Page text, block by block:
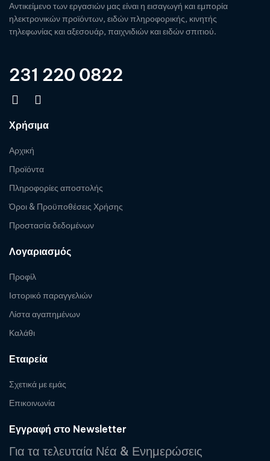
Αντικείμενο των εργασιών μας είναι η εισαγωγή και εμπορία
ηλεκτρονικών προϊόντων, ειδών πληροφορικής, κινητής
τηλεφωνίας και αξεσουάρ, παιχνιδιών και ειδών σπιτιού.
231 220 0822
Χρήσιμα
Αρχική
Προϊόντα
Πληροφορίες αποστολής
Όροι & Προϋποθέσεις Χρήσης
Προστασία δεδομένων
Λογαριασμός
Προφίλ
Ιστορικό παραγγελιών
Λίστα αγαπημένων
Καλάθι
Εταιρεία
Σχετικά με εμάς
Επικοινωνία
Εγγραφή στο Newsletter
Για τα τελευταία Νέα & Ενημερώσεις